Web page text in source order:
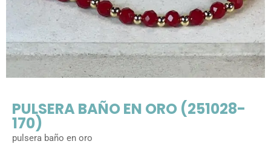
PULSERA BAÑO EN ORO (251028-
170)
pulsera baño en oro